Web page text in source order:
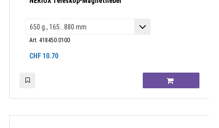
Art. 418450.0100
CHF 10.70